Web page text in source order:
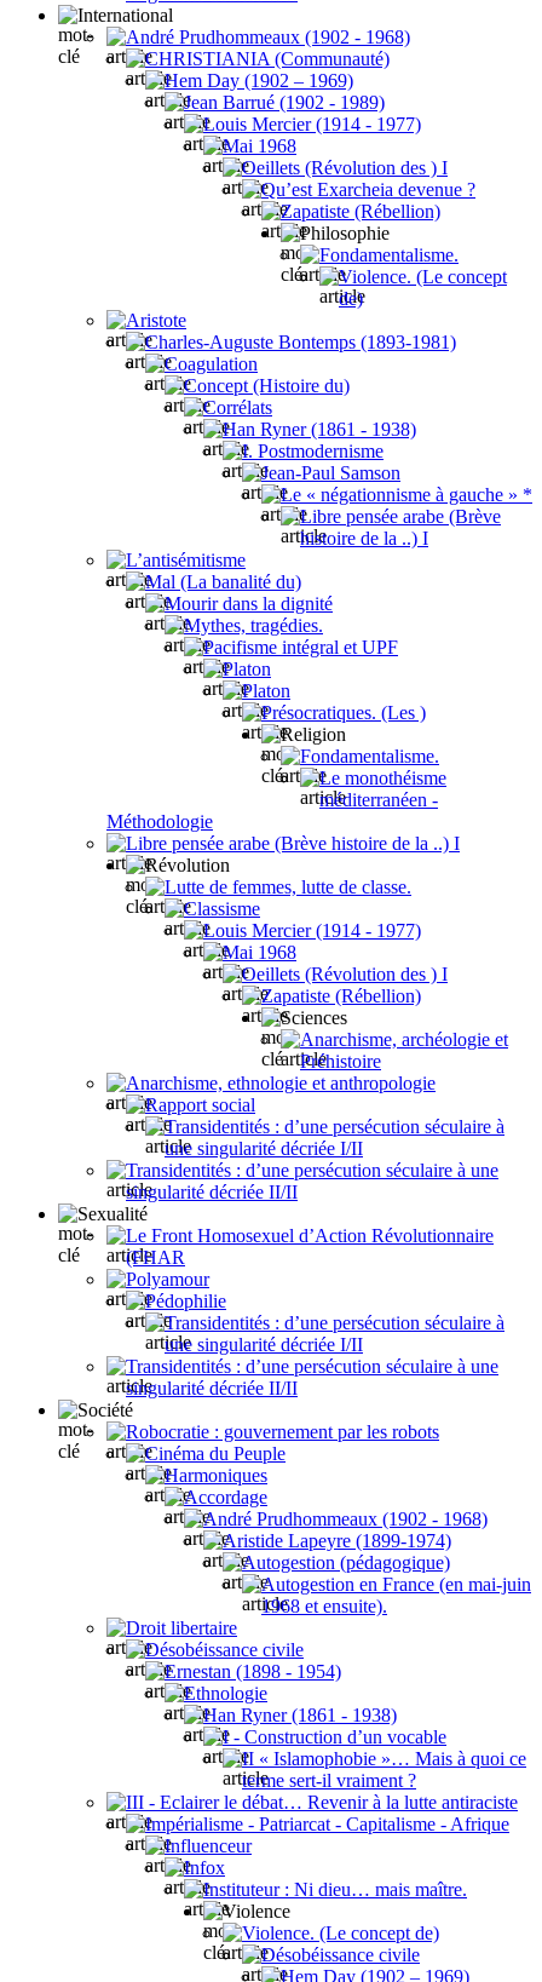
International
André Prudhommeaux (1902 - 1968)
CHRISTIANIA (Communauté)
Hem Day (1902 – 1969)
Jean Barrué (1902 - 1989)
Louis Mercier (1914 - 1977)
Mai 1968
Oeillets (Révolution des ) I
Qu’est Exarcheia devenue ?
Zapatiste (Rébellion)
Philosophie
Fondamentalisme.
Violence. (Le concept
de)
Aristote
Charles-Auguste Bontemps (1893-1981)
Coagulation
Concept (Histoire du)
Corrélats
Han Ryner (1861 - 1938)
I. Postmodernisme
Jean-Paul Samson
Le « négationnisme à gauche » *
Libre pensée arabe (Brève
histoire de la ..) I
L’antisémitisme
Mal (La banalité du)
Mourir dans la dignité
Mythes, tragédies.
Pacifisme intégral et UPF
Platon
Platon
Présocratiques. (Les )
Religion
Fondamentalisme.
Le monothéisme
méditerranéen -
Méthodologie
Libre pensée arabe (Brève histoire de la ..) I
Révolution
Lutte de femmes, lutte de classe.
Classisme
Louis Mercier (1914 - 1977)
Mai 1968
Oeillets (Révolution des ) I
Zapatiste (Rébellion)
Sciences
Anarchisme, archéologie et
Préhistoire
Anarchisme, ethnologie et anthropologie
Rapport social
Transidentités : d’une persécution séculaire à
une singularité décriée I/II
Transidentités : d’une persécution séculaire à une
singularité décriée II/II
Sexualité
Le Front Homosexuel d’Action Révolutionnaire
(FHAR
Polyamour
Pédophilie
Transidentités : d’une persécution séculaire à
une singularité décriée I/II
Transidentités : d’une persécution séculaire à une
singularité décriée II/II
Société
Robocratie : gouvernement par les robots
Cinéma du Peuple
Harmoniques
Accordage
André Prudhommeaux (1902 - 1968)
Aristide Lapeyre (1899-1974)
Autogestion (pédagogique)
Autogestion en France (en mai-juin
1968 et ensuite).
Droit libertaire
Désobéissance civile
Ernestan (1898 - 1954)
Ethnologie
Han Ryner (1861 - 1938)
I - Construction d’un vocable
II « Islamophobie »… Mais à quoi ce
terme sert-il vraiment ?
III - Eclairer le débat… Revenir à la lutte antiraciste
Impérialisme - Patriarcat - Capitalisme - Afrique
Influenceur
Infox
Instituteur : Ni dieu… mais maître.
Violence
Violence. (Le concept de)
Désobéissance civile
Hem Day (1902 – 1969)